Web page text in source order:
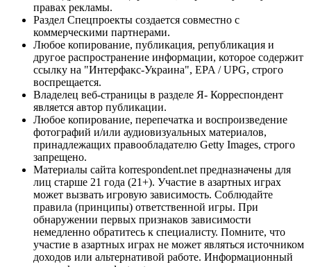
правах рекламы.
Раздел Спецпроекты создается совместно с
коммерческими партнерами.
Любое копирование, публикация, републикация и
другое распространение информации, которое содержит
ссылку на "Интерфакс-Украина", EPA / UPG, строго
воспрещается.
Владелец веб-страницы в разделе Я- Корреспондент
является автор публикации.
Любое копирование, перепечатка и воспроизведение
фотографий и/или аудиовизуальных материалов,
принадлежащих правообладателю Getty Images, строго
запрещено.
Материалы сайта korrespondent.net предназначены для
лиц старше 21 года (21+). Участие в азартных играх
может вызвать игровую зависимость. Соблюдайте
правила (принципы) ответственной игры. При
обнаружении первых признаков зависимости
немедленно обратитесь к специалисту. Помните, что
участие в азартных играх не может являться источником
доходов или альтернативой работе. Информационный